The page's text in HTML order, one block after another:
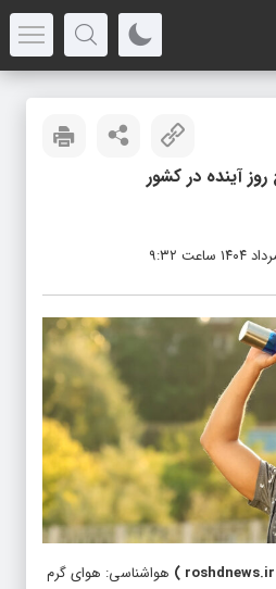
آینده در کشور
roshdnews.ir
) هواشناسی: هوای گرم